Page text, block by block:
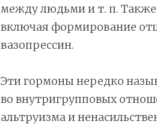
между людьми и т. п.
включая формирование
вазопрессин.
Эти гормоны нередко
во внутригрупповых
альтруизма и